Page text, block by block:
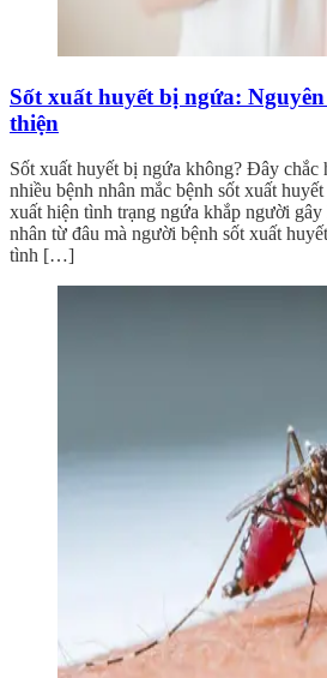
Sốt xuất huyết bị ngứa:
thiện
Sốt xuất huyết bị ngứa không? Đây chắc
nhiều bệnh nhân mắc bệnh sốt xuất
xuất hiện tình trạng ngứa khắp người
nhân từ đâu mà người bệnh sốt xuất
tình […]